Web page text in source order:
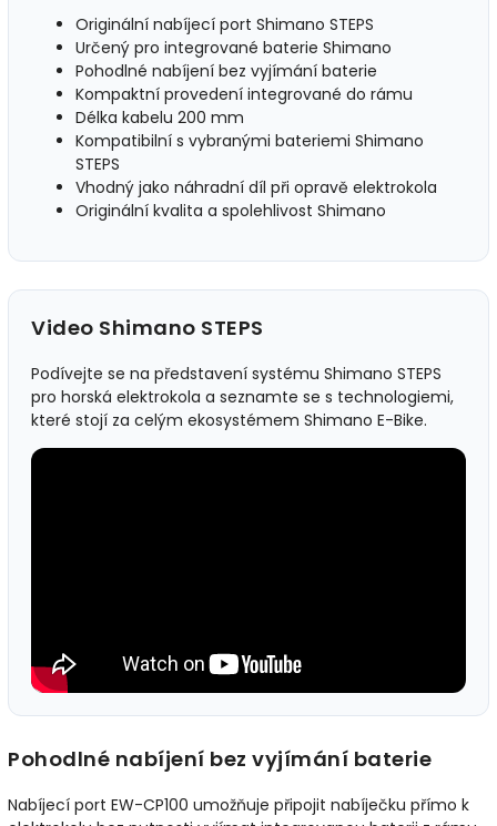
Originální nabíjecí port Shimano STEPS
Určený pro integrované baterie Shimano
Pohodlné nabíjení bez vyjímání baterie
Kompaktní provedení integrované do rámu
Délka kabelu 200 mm
Kompatibilní s vybranými bateriemi Shimano
STEPS
Vhodný jako náhradní díl při opravě elektrokola
Originální kvalita a spolehlivost Shimano
Video Shimano STEPS
Podívejte se na představení systému Shimano STEPS
pro horská elektrokola a seznamte se s technologiemi,
které stojí za celým ekosystémem Shimano E-Bike.
Pohodlné nabíjení bez vyjímání baterie
Nabíjecí port EW-CP100 umožňuje připojit nabíječku přímo k